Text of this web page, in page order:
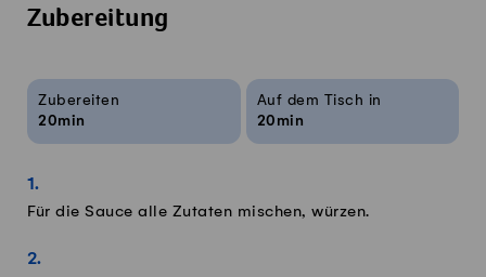
Zubereitung
Rezeptinfos
Zubereiten
20min
Auf dem Tisch in
20min
Für die Sauce alle Zutaten mischen, würzen.